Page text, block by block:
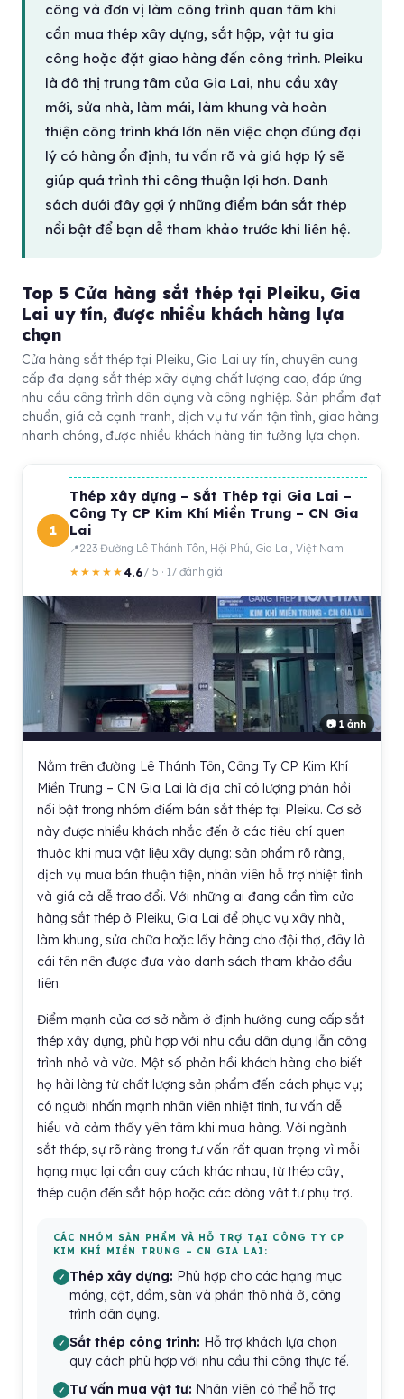
công và đơn vị làm công trình quan tâm khi
cần mua thép xây dựng, sắt hộp, vật tư gia
công hoặc đặt giao hàng đến công trình. Pleiku
là đô thị trung tâm của Gia Lai, nhu cầu xây
mới, sửa nhà, làm mái, làm khung và hoàn
thiện công trình khá lớn nên việc chọn đúng đại
lý có hàng ổn định, tư vấn rõ và giá hợp lý sẽ
giúp quá trình thi công thuận lợi hơn. Danh
sách dưới đây gợi ý những điểm bán sắt thép
nổi bật để bạn dễ tham khảo trước khi liên hệ.
Top 5 Cửa hàng sắt thép tại Pleiku, Gia
Lai uy tín, được nhiều khách hàng lựa
chọn
Cửa hàng sắt thép tại Pleiku, Gia Lai uy tín, chuyên cung
cấp đa dạng sắt thép xây dựng chất lượng cao, đáp ứng
nhu cầu công trình dân dụng và công nghiệp. Sản phẩm đạt
chuẩn, giá cả cạnh tranh, dịch vụ tư vấn tận tình, giao hàng
nhanh chóng, được nhiều khách hàng tin tưởng lựa chọn.
1
Thép xây dựng – Sắt Thép tại Gia Lai –
Công Ty CP Kim Khí Miền Trung – CN Gia
Lai
223 Đường Lê Thánh Tôn, Hội Phú, Gia Lai, Việt Nam
★★★★★4.6/ 5 · 17 đánh giá
📷 1 ảnh
Nằm trên đường Lê Thánh Tôn, Công Ty CP Kim Khí
Miền Trung – CN Gia Lai là địa chỉ có lượng phản hồi
nổi bật trong nhóm điểm bán sắt thép tại Pleiku. Cơ sở
này được nhiều khách nhắc đến ở các tiêu chí quen
thuộc khi mua vật liệu xây dựng: sản phẩm rõ ràng,
dịch vụ mua bán thuận tiện, nhân viên hỗ trợ nhiệt tình
và giá cả dễ trao đổi. Với những ai đang cần tìm cửa
hàng sắt thép ở Pleiku, Gia Lai để phục vụ xây nhà,
làm khung, sửa chữa hoặc lấy hàng cho đội thợ, đây là
cái tên nên được đưa vào danh sách tham khảo đầu
tiên.
Điểm mạnh của cơ sở nằm ở định hướng cung cấp sắt
thép xây dựng, phù hợp với nhu cầu dân dụng lẫn công
trình nhỏ và vừa. Một số phản hồi khách hàng cho biết
họ hài lòng từ chất lượng sản phẩm đến cách phục vụ;
có người nhấn mạnh nhân viên nhiệt tình, tư vấn dễ
hiểu và cảm thấy yên tâm khi mua hàng. Với ngành
sắt thép, sự rõ ràng trong tư vấn rất quan trọng vì mỗi
hạng mục lại cần quy cách khác nhau, từ thép cây,
thép cuộn đến sắt hộp hoặc các dòng vật tư phụ trợ.
CÁC NHÓM SẢN PHẨM VÀ HỖ TRỢ TẠI CÔNG TY CP
KIM KHÍ MIỀN TRUNG – CN GIA LAI:
Thép xây dựng: Phù hợp cho các hạng mục
móng, cột, dầm, sàn và phần thô nhà ở, công
trình dân dụng.
Sắt thép công trình: Hỗ trợ khách lựa chọn
quy cách phù hợp với nhu cầu thi công thực tế.
Tư vấn mua vật tư: Nhân viên có thể hỗ trợ